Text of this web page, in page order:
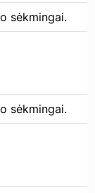
sėkmingai.
sėkmingai.